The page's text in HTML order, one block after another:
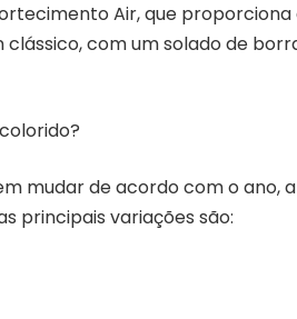
Air, que
clássico, com um solado de
mudar de acordo com o ano,
principais variações são: